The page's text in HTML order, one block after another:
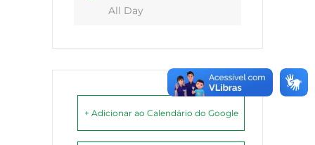
All Day
+ Adicionar ao Calendário do Google